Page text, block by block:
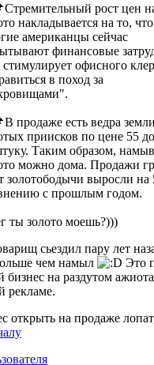
Стремительный рост цен
накладывается на то, что
американцы сейчас
финансовые
офисного
в поход за
В продаже есть ведра
приисков по цене 55
Таким образом,
можно дома. Продажи
золотободычи выросли на
с прошлым годом.
ты золото моешь?)))
сьездил пару лет
чем намыл
Это
бизнес на раздутом
рекламе.
открыть на продаже